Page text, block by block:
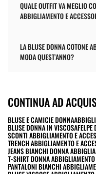
QUALE OUTFIT VA MEGLIO
ABBIGLIAMENTO E
LA BLUSE DONNA COTONE
MODA QUEST'ANNO?
CONTINUA AD
BLUSE E CAMICIE DONNA
BLUSE DONNA IN VISCOSAFELPE
SCONTI ABBIGLIAMENTO E
TRENCH ABBIGLIAMENTO E
JEANS BIANCHI DONNA
T-SHIRT DONNA
PANTALONI BIANCHI